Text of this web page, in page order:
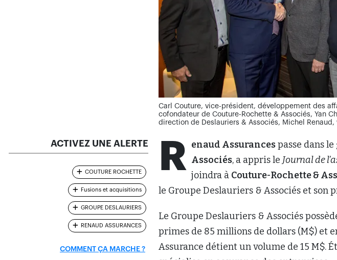
Carl Couture, vice-président, développement des
cofondateur de Couture-Rochette & Associés, Yan
direction de Deslauriers & Associés, Michel
R enaud Assurancespasse dans
Associés, a appris le Journal de
joindra à Couture-Rochette &
le Groupe Deslauriers & Associés et son
Le Groupe Deslauriers & Associés
primes de 85 millions de dollars (M$) et
Assurance détient un volume de 15 M$.
ACTIVEZ UNE ALERTE
COUTURE ROCHETTE
Fusions et acquisitions
GROUPE DESLAURIERS
RENAUD ASSURANCES
COMMENT ÇA MARCHE ?